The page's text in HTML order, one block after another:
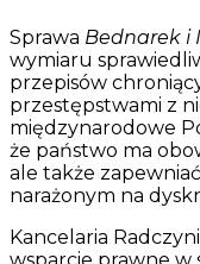
Sprawa Bednarek i
wymiaru
przepisów
przestępstwami z
międzynarodowe
że państwo ma
ale także
narażonym na
Kancelaria